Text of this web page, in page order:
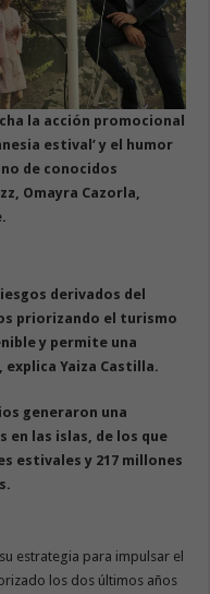
la acción promocional
estival’ y el humor
de conocidos
Omayra Cazorla,
derivados del
priorizando el turismo
y permite una
Yaiza Castilla.
generaron una
en las islas, de los que
estivales y 217 millones
estrategia para impulsar el
los dos últimos años